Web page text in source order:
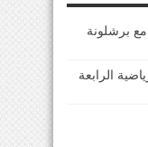
مع برشلونة
الرابعة